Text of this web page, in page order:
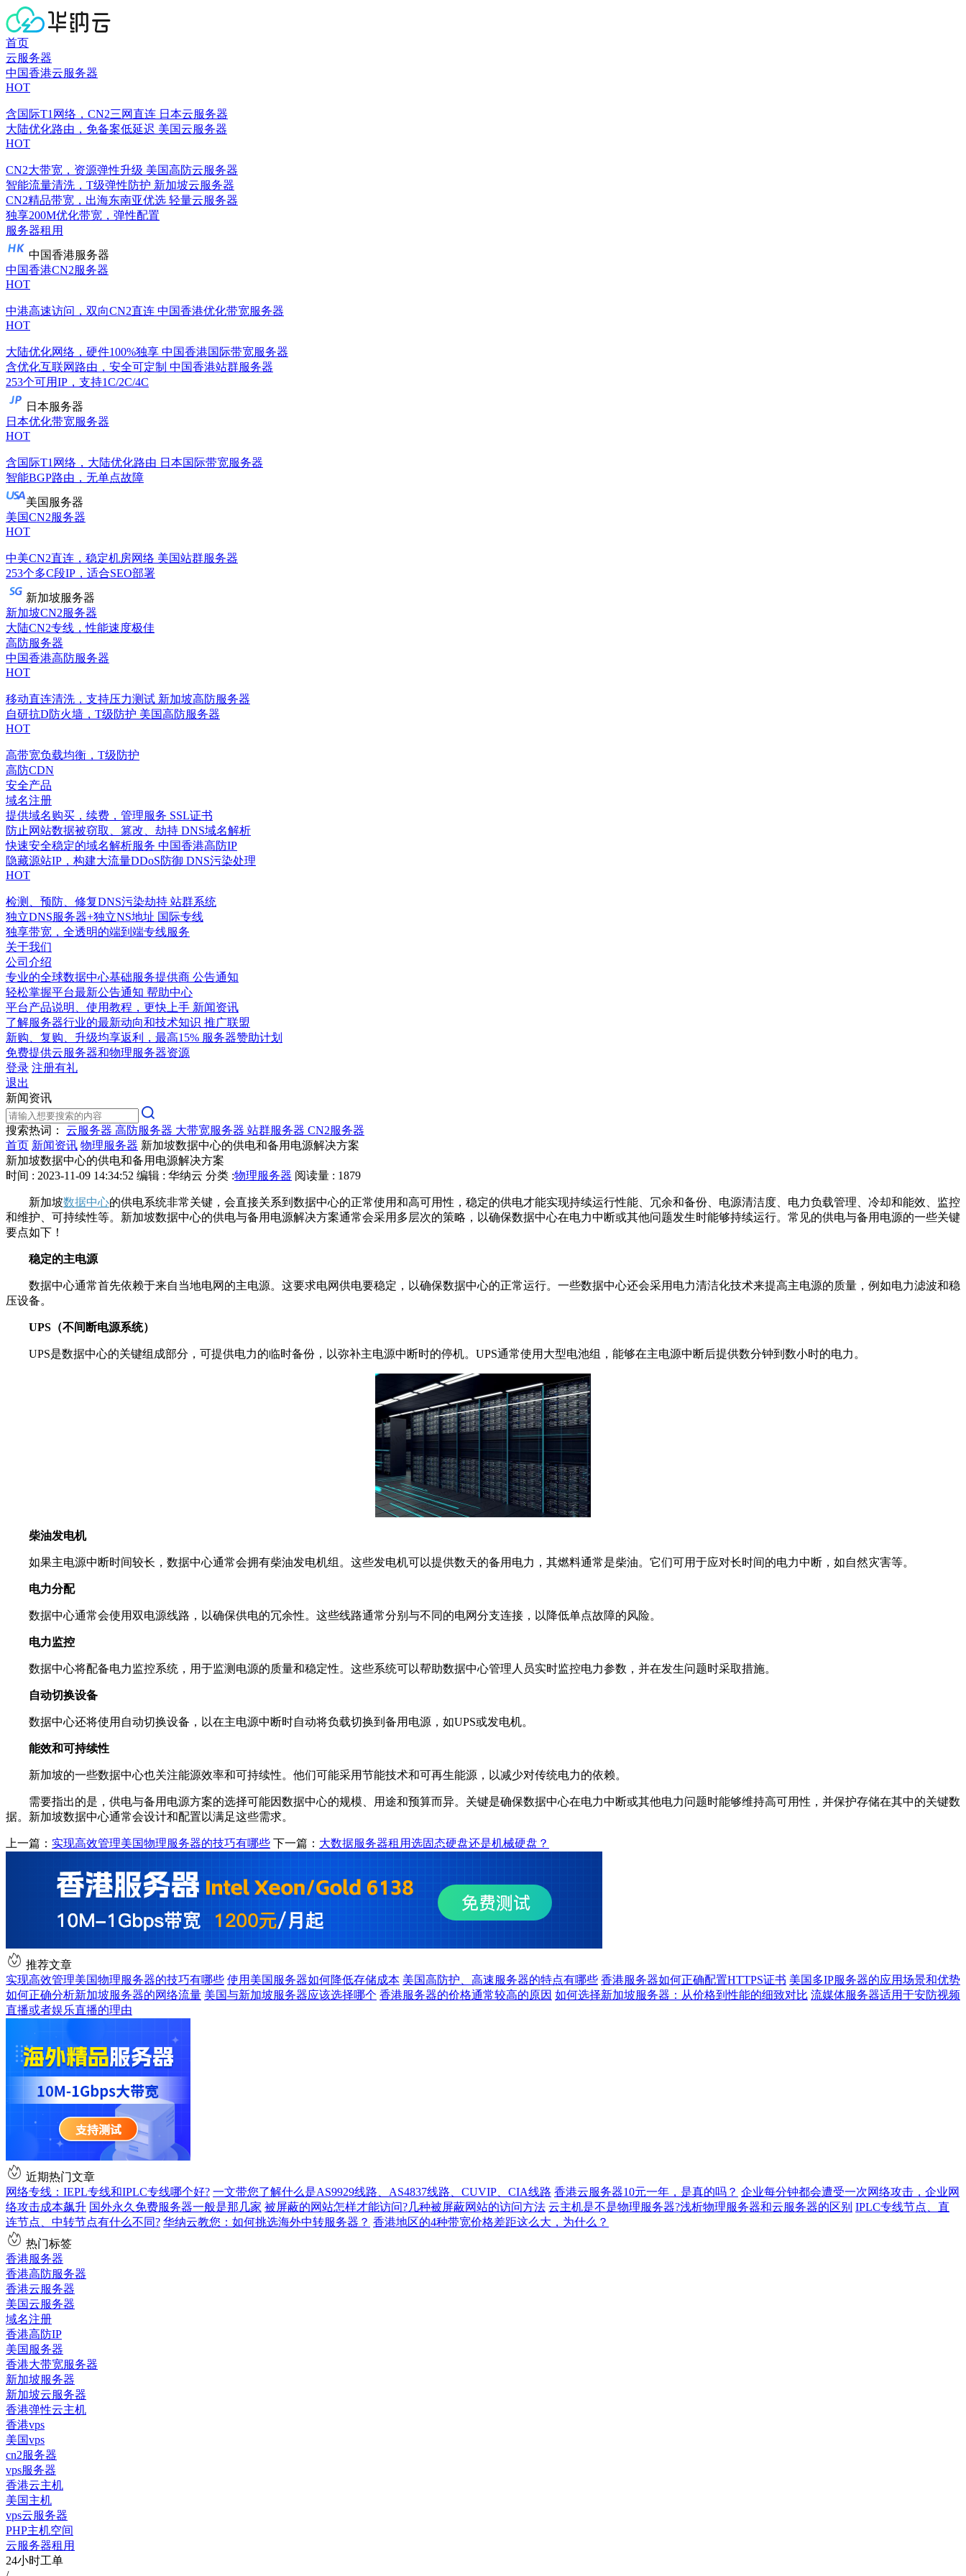
首页
云服务器
中国香港云服务器
HOT
含国际T1网络，CN2三网直连 日本云服务器
大陆优化路由，免备案低延迟 美国云服务器
HOT
CN2大带宽，资源弹性升级 美国高防云服务器
智能流量清洗，T级弹性防护 新加坡云服务器
CN2精品带宽，出海东南亚优选 轻量云服务器
独享200M优化带宽，弹性配置
服务器租用
中国香港服务器
中国香港CN2服务器
HOT
中港高速访问，双向CN2直连 中国香港优化带宽服务器
HOT
大陆优化网络，硬件100%独享 中国香港国际带宽服务器
含优化互联网路由，安全可定制 中国香港站群服务器
253个可用IP，支持1C/2C/4C
日本服务器
日本优化带宽服务器
HOT
含国际T1网络，大陆优化路由 日本国际带宽服务器
智能BGP路由，无单点故障
美国服务器
美国CN2服务器
HOT
中美CN2直连，稳定机房网络 美国站群服务器
253个多C段IP，适合SEO部署
新加坡服务器
新加坡CN2服务器
大陆CN2专线，性能速度极佳
高防服务器
中国香港高防服务器
HOT
移动直连清洗，支持压力测试 新加坡高防服务器
自研抗D防火墙，T级防护 美国高防服务器
HOT
高带宽负载均衡，T级防护
高防CDN
安全产品
域名注册
提供域名购买，续费，管理服务 SSL证书
防止网站数据被窃取、篡改、劫持 DNS域名解析
快速安全稳定的域名解析服务 中国香港高防IP
隐藏源站IP，构建大流量DDoS防御 DNS污染处理
HOT
检测、预防、修复DNS污染劫持 站群系统
独立DNS服务器+独立NS地址 国际专线
独享带宽，全透明的端到端专线服务
关于我们
公司介绍
专业的全球数据中心基础服务提供商 公告通知
轻松掌握平台最新公告通知 帮助中心
平台产品说明、使用教程，更快上手 新闻资讯
了解服务器行业的最新动向和技术知识 推广联盟
新购、复购、升级均享返利，最高15% 服务器赞助计划
免费提供云服务器和物理服务器资源
登录 注册有礼
退出
新闻资讯
搜索热词： 云服务器 高防服务器 大带宽服务器 站群服务器 CN2服务器
首页 新闻资讯 物理服务器 新加坡数据中心的供电和备用电源解决方案
新加坡数据中心的供电和备用电源解决方案
时间 : 2023-11-09 14:34:52 编辑 : 华纳云 分类 :物理服务器 阅读量 : 1879
新加坡数据中心的供电系统非常关键，会直接关系到数据中心的正常使用和高可用性，稳定的供电才能实现持续运行性能、冗余和备份、电源清洁度、电力负载管理、冷却和能效、监控
和维护、可持续性等。新加坡数据中心的供电与备用电源解决方案通常会采用多层次的策略，以确保数据中心在电力中断或其他问题发生时能够持续运行。常见的供电与备用电源的一些关键
要点如下！
稳定的主电源
数据中心通常首先依赖于来自当地电网的主电源。这要求电网供电要稳定，以确保数据中心的正常运行。一些数据中心还会采用电力清洁化技术来提高主电源的质量，例如电力滤波和稳
压设备。
UPS（不间断电源系统）
UPS是数据中心的关键组成部分，可提供电力的临时备份，以弥补主电源中断时的停机。UPS通常使用大型电池组，能够在主电源中断后提供数分钟到数小时的电力。
柴油发电机
如果主电源中断时间较长，数据中心通常会拥有柴油发电机组。这些发电机可以提供数天的备用电力，其燃料通常是柴油。它们可用于应对长时间的电力中断，如自然灾害等。
电力分配
数据中心通常会使用双电源线路，以确保供电的冗余性。这些线路通常分别与不同的电网分支连接，以降低单点故障的风险。
电力监控
数据中心将配备电力监控系统，用于监测电源的质量和稳定性。这些系统可以帮助数据中心管理人员实时监控电力参数，并在发生问题时采取措施。
自动切换设备
数据中心还将使用自动切换设备，以在主电源中断时自动将负载切换到备用电源，如UPS或发电机。
能效和可持续性
新加坡的一些数据中心也关注能源效率和可持续性。他们可能采用节能技术和可再生能源，以减少对传统电力的依赖。
需要指出的是，供电与备用电源方案的选择可能因数据中心的规模、用途和预算而异。关键是确保数据中心在电力中断或其他电力问题时能够维持高可用性，并保护存储在其中的关键数
据。新加坡数据中心通常会设计和配置以满足这些需求。
上一篇： 实现高效管理美国物理服务器的技巧有哪些 下一篇： 大数据服务器租用选固态硬盘还是机械硬盘？
推荐文章
实现高效管理美国物理服务器的技巧有哪些 使用美国服务器如何降低存储成本 美国高防护、高速服务器的特点有哪些 香港服务器如何正确配置HTTPS证书 美国多IP服务器的应用场景和优势
如何正确分析新加坡服务器的网络流量 美国与新加坡服务器应该选择哪个 香港服务器的价格通常较高的原因 如何选择新加坡服务器：从价格到性能的细致对比 流媒体服务器适用于安防视频
直播或者娱乐直播的理由
近期热门文章
网络专线：IEPL专线和IPLC专线哪个好? 一文带您了解什么是AS9929线路、AS4837线路、CUVIP、CIA线路 香港云服务器10元一年，是真的吗？ 企业每分钟都会遭受一次网络攻击，企业网
络攻击成本飙升 国外永久免费服务器一般是那几家 被屏蔽的网站怎样才能访问?几种被屏蔽网站的访问方法 云主机是不是物理服务器?浅析物理服务器和云服务器的区别 IPLC专线节点、直
连节点、中转节点有什么不同? 华纳云教您：如何挑选海外中转服务器？ 香港地区的4种带宽价格差距这么大，为什么？
热门标签
香港服务器
香港高防服务器
香港云服务器
美国云服务器
域名注册
香港高防IP
美国服务器
香港大带宽服务器
新加坡服务器
新加坡云服务器
香港弹性云主机
香港vps
美国vps
cn2服务器
vps服务器
香港云主机
美国主机
vps云服务器
PHP主机空间
云服务器租用
24小时工单